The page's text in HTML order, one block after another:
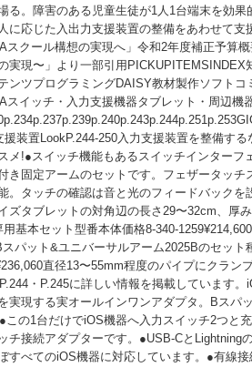
る。障害のある児童生徒が1人1台端末を効果
に応じた入出力支援装置の整備をあわせて支
スクール構想の実現へ」令和2年度補正予算
実現〜」より一部引用PICKUPITEMSINDEX
ンツプログラミングDAISY教材製作ソフトコ
スイッチ・入力支援機器タブレット・周辺機
装置LookP.244-250入力支援装置を整備する
メ!●スイッチ機能もあるスイッチインターフ
き固定アームのセットです。フェザータッチ
。タッチの確認は音と光のフィードバックを
ズタブレットの対角辺の長さ29〜32cm、厚
基本セット型番本体価格8-340-
パット&ユニバーサルアーム2025Bのセット
直径13〜55mm程度のパイプにクラン
・P.245に詳しい情報を掲載しています。
実現する実オールインワンアダプタ。Bスパ
この1台だけでiOS機器へ入力スイッチ2つと
チ接続アダプターです。●USB-CとLightning
すべてのiOS機器に対応しています。●有線